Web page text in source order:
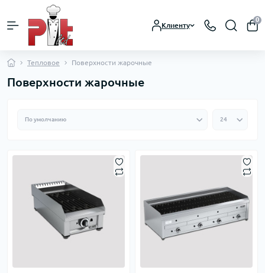
Клиенту
0
Тепловое Поверхности жарочные
Поверхности жарочные